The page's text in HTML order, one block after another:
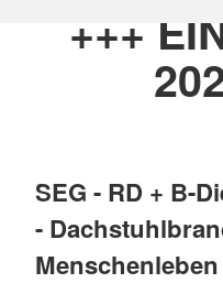
+++
SEG - RD + B-
-